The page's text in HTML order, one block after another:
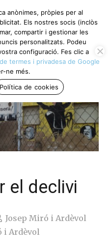
el declivi
Josep Miró i Ardèvol
i Ardèvol
anònimes, pròpies per al
Els nostres socis (inclòs
compartir i gestionar les
personalitzats. Podeu
configuració. Fes clic a
termes i privadesa de Google
ne més.
Política de cookies